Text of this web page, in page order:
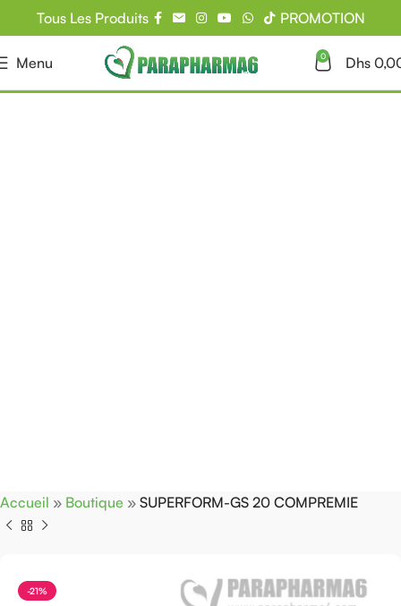
Tous Les Produits PROMOTION
Menu 0 Dhs
Accueil » Boutique » SUPERFORM-GS 20 COMPREMIE
-21%